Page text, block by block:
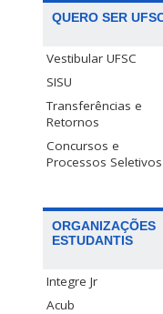
QUERO SER
Vestibular UFSC
SISU
Transferências e
Retornos
Concursos e
Processos Seletivos
ORGANIZAÇÕES
ESTUDANTIS
Integre Jr
Acub